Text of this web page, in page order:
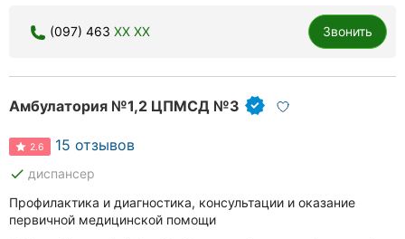
(097) 463 XX XX Звонить
Амбулатория №1,2 ЦПМСД №3
2.6 15 отзывов
done диспансер
Профилактика и диагностика, консультации и оказание
первичной медицинской помощи